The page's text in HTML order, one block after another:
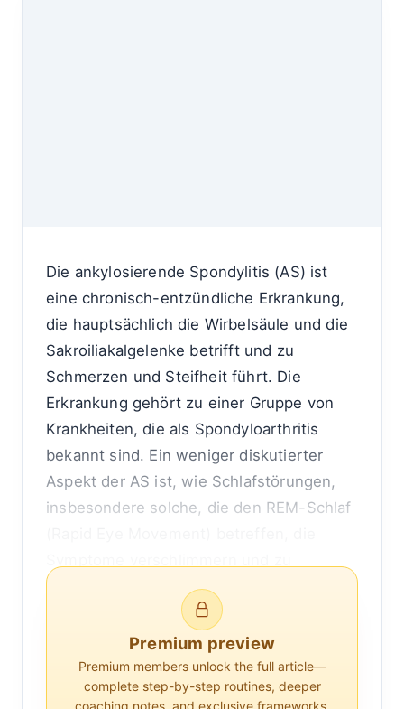
Die ankylosierende Spondylitis (AS) ist
eine chronisch-entzündliche Erkrankung,
die hauptsächlich die Wirbelsäule und die
Sakroiliakalgelenke betrifft und zu
Schmerzen und Steifheit führt. Die
Erkrankung gehört zu einer Gruppe von
Krankheiten, die als Spondyloarthritis
bekannt sind. Ein weniger diskutierter
Aspekt der AS ist, wie Schlafstörungen,
insbesondere solche, die den REM-Schlaf
häufigeren oder schwereren
Krankheitsschüben führen können. Das
Verständnis der Beziehung zwischen
REM-Schlaf und AS kann Einblicke in eine
effektivere Bewältigung dieser Erkrankung
Premium preview
Premium members unlock the full article—
complete step-by-step routines, deeper